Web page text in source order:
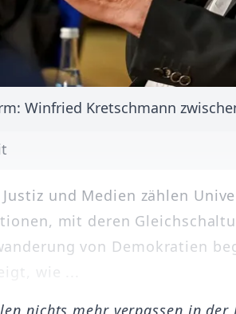
Winfried Kretschmann
Justiz und Medien zählen
mit deren
von Demokratien
wie ...